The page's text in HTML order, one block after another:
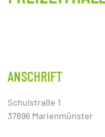
ANSCHRIFT
Schulstraße 1
37696 Marienmünster